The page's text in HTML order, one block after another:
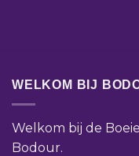
WELKOM BIJ
Welkom bij de
Bodour.